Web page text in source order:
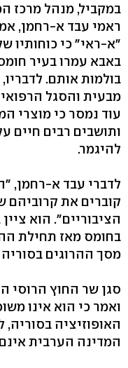
במקביל, מנהל מרכז
ראמי עבד א-רחמן,
"א-ראי" כי כוחותיו
באבא עמרו בעיר
בולמות אותם.
מבעית והסגל
עוד נמסר כי מוצרי
ותושבים רבים חיים
להיגמר.
לדברי עבד א-רחמן,
קוברים את קרוביהם
הציבוריים". הוא
מסך ההרוגים
סגן שר החוץ הרוסי
ואמר כי הוא אינו
המדינה הערבית